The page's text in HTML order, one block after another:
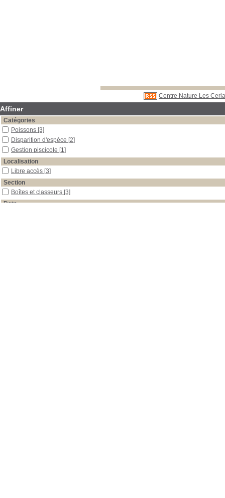
Centre Nature Les
Affiner
Catégories
Poissons [3]
Disparition d'espèce [2]
Gestion piscicole [1]
Localisation
Libre accès [3]
Section
Boîtes et classeurs [3]
Date